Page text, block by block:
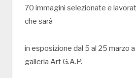
70 immagini selezionate e
che sarà
in esposizione dal 5 al 25 marzo
galleria Art G.A.P.